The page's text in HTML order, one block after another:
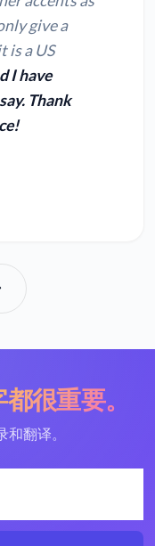
give a
is a US
I have
Thank
很重要。
翻译。